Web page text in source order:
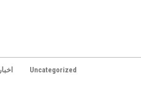
Uncategorized